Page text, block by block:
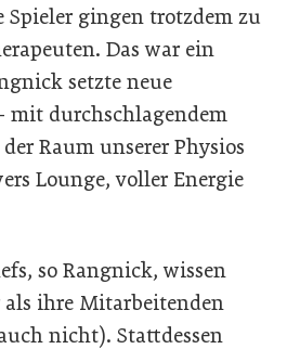
Spieler gingen trotzdem zu
Das war ein
setzte neue
mit durchschlagendem
Raum unserer Physios
Lounge, voller Energie
so Rangnick, wissen
als ihre Mitarbeitenden
nicht). Stattdessen